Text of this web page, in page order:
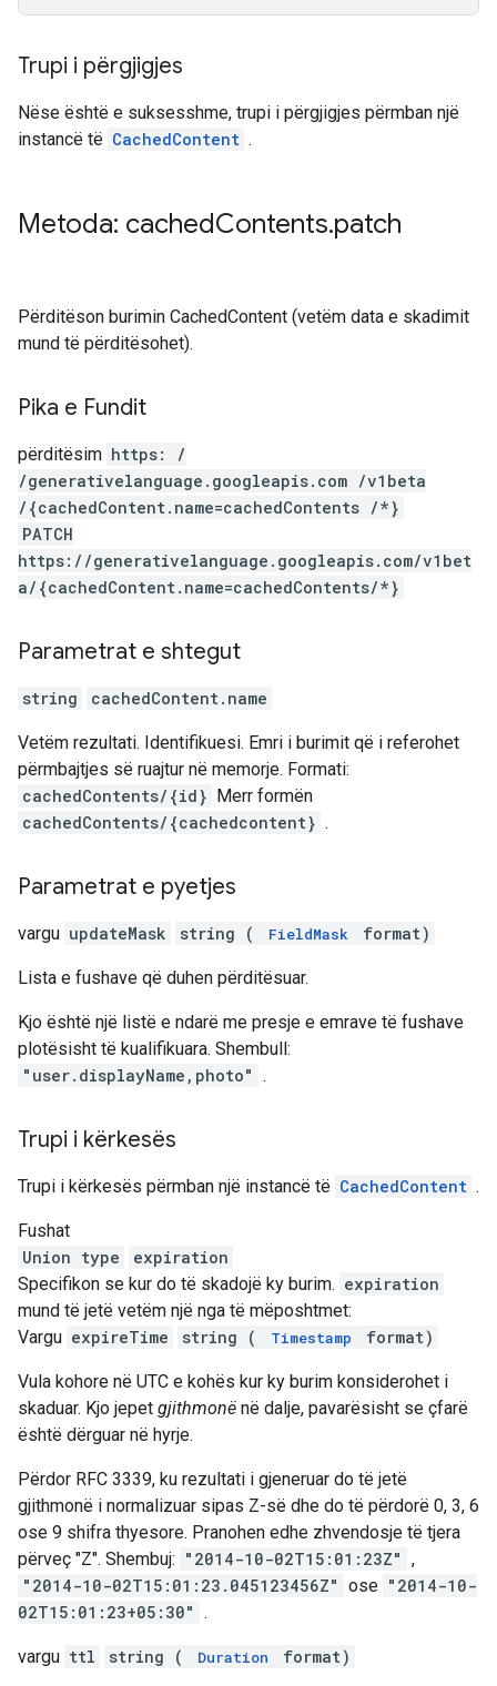
Trupi i përgjigjes
Nëse është e suksesshme, trupi i përgjigjes përmban një
instancë të CachedContent .
Metoda: cachedContents.patch
Përditëson burimin CachedContent (vetëm data e skadimit
mund të përditësohet).
Pika e Fundit
përditësim https: /
/generativelanguage.googleapis.com /v1beta
/{cachedContent.name=cachedContents /*}
PATCH
https://generativelanguage.googleapis.com/v1bet
a/{cachedContent.name=cachedContents/*}
Parametrat e shtegut
string cachedContent.name
Vetëm rezultati. Identifikuesi. Emri i burimit që i referohet
përmbajtjes së ruajtur në memorje. Formati:
cachedContents/{id} Merr formën
cachedContents/{cachedcontent} .
Parametrat e pyetjes
vargu updateMask string ( FieldMask format)
Lista e fushave që duhen përditësuar.
Kjo është një listë e ndarë me presje e emrave të fushave
plotësisht të kualifikuara. Shembull:
"user.displayName,photo" .
Trupi i kërkesës
Trupi i kërkesës përmban një instancë të CachedContent .
Fushat
Union type
expiration
Specifikon se kur do të skadojë ky burim. expiration
mund të jetë vetëm një nga të mëposhtmet:
Vargu expireTime string ( Timestamp format)
Vula kohore në UTC e kohës kur ky burim konsiderohet i
skaduar. Kjo jepet gjithmonë në dalje, pavarësisht se çfarë
është dërguar në hyrje.
Përdor RFC 3339, ku rezultati i gjeneruar do të jetë
gjithmonë i normalizuar sipas Z-së dhe do të përdorë 0, 3, 6
ose 9 shifra thyesore. Pranohen edhe zhvendosje të tjera
përveç "Z". Shembuj: "2014-10-02T15:01:23Z" ,
"2014-10-02T15:01:23.045123456Z" ose "2014-10-
02T15:01:23+05:30" .
vargu ttl string ( Duration format)